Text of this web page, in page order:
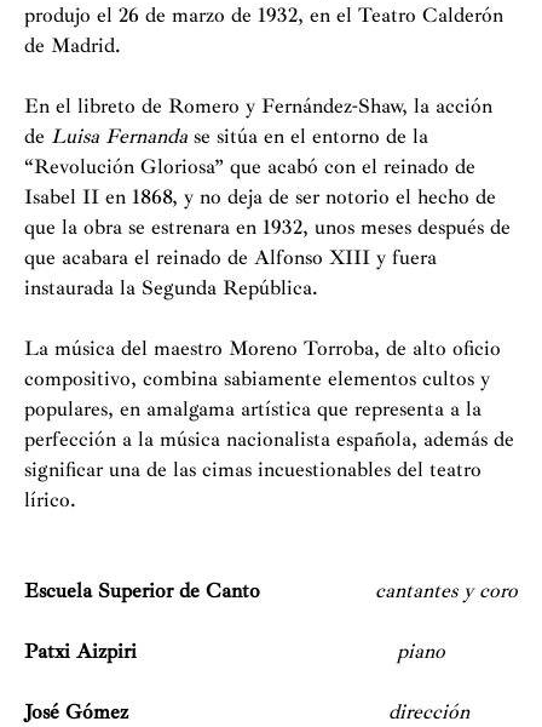
produjo el 26 de marzo de 1932, en el Teatro Calderón
de Madrid.
En el libreto de Romero y Fernández-Shaw, la acción
de Luisa Fernanda se sitúa en el entorno de la
“Revolución Gloriosa” que acabó con el reinado de
Isabel II en 1868, y no deja de ser notorio el hecho de
que la obra se estrenara en 1932, unos meses después de
que acabara el reinado de Alfonso XIII y fuera
instaurada la Segunda República.
La música del maestro Moreno Torroba, de alto oficio
compositivo, combina sabiamente elementos cultos y
populares, en amalgama artística que representa a la
perfección a la música nacionalista española, además de
significar una de las cimas incuestionables del teatro
lírico.
Escuela Superior de Canto cantantes y coro
Patxi Aizpiri piano
José Gómez
dirección